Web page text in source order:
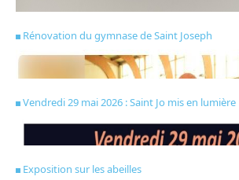
Rénovation du gymnase de Saint Joseph
Vendredi 29 mai 2026 : Saint Jo mis en lumière
Exposition sur les abeilles